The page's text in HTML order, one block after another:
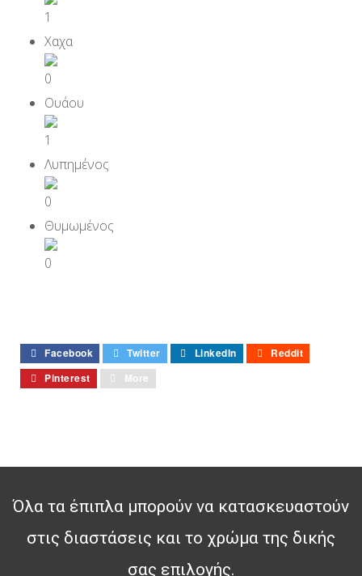
1
0
1
0
0
Facebook Twitter LinkedIn
Reddit
Pinterest
More
Όλα τα έπιπλα μπορούν να κατασκευαστούν
στις διαστάσεις και το χρώμα της δικής
σας επιλογής.